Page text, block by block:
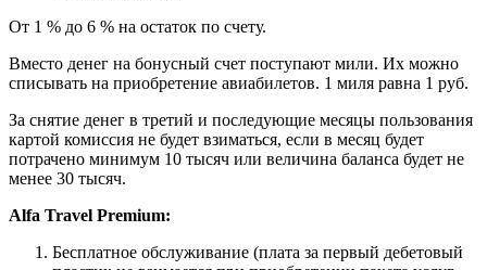
От 1 % до 6 % на остаток по счету.
Вместо денег на бонусный счет поступают мили. Их можно
списывать на приобретение авиабилетов. 1 миля равна 1 руб.
За снятие денег в третий и последующие месяцы пользования
картой комиссия не будет взиматься, если в месяц будет
потрачено минимум 10 тысяч или величина баланса будет не
менее 30 тысяч.
Alfa Travel Premium:
Бесплатное обслуживание (плата за первый дебетовый